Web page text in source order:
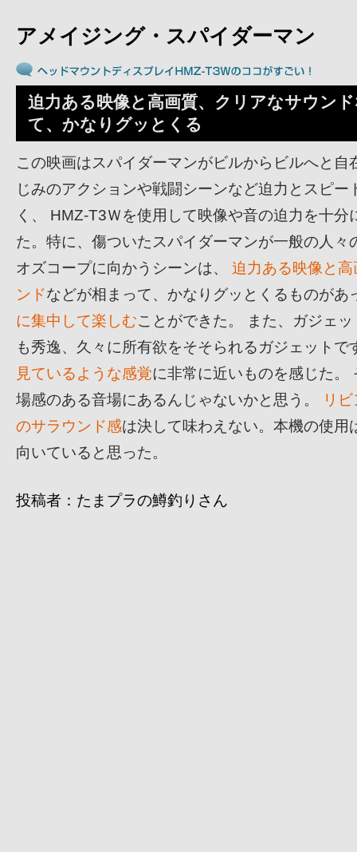
アメイジング・スパイダーマン
迫力ある映像と高画質、クリアなサウン
て、かなりグッとくる
この映画はスパイダーマンがビルからビルへと自
じみのアクションや戦闘シーンなど迫力とスピー
く、 HMZ-T3Ｗを使用して映像や音の迫力を十分
た。特に、傷ついたスパイダーマンが一般の人々
オズコープに向かうシーンは、 迫力ある映像と
ンドなどが相まって、かなりグッとくるものがあ
に集中して楽しむことができた。 また、ガジェ
も秀逸、久々に所有欲をそそられるガジェットで
見ているような感覚に非常に近いものを感じた。
場感のある音場にあるんじゃないかと思う。
リ
のサラウンド感は決して味わえない。本機の使用
向いていると思った。
投稿者：たまプラの鱒釣りさん